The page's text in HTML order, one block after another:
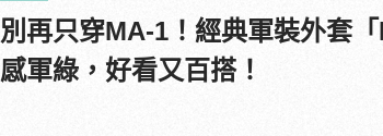
別再只穿MA-1！經典軍裝外套
感軍綠，好看又百搭！